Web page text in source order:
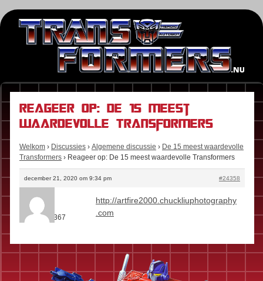
Reageer op: De 15 meest
waardevolle Transformers
Welkom › Discussies › Algemene discussie › De 15 meest waardevolle
Transformers › Reageer op: De 15 meest waardevolle Transformers
december 21, 2020 om 9:34 pm #24358
Kees
Rol:
Fan
Berichten:
367
http://artfire2000.chuckliuphotography
.com